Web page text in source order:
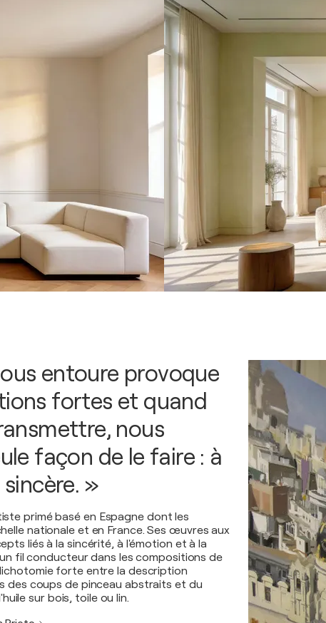
entoure provoque
fortes et quand
nous
façon de le faire : à
»
primé basé en Espagne dont les
nationale et en France. Ses œuvres aux
liés à la sincérité, à l'émotion et à la
fil conducteur dans les compositions de
forte entre la description
des coups de pinceau abstraits et du
sur bois, toile ou lin.